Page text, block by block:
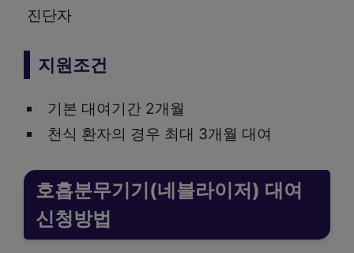
진단자
지원조건
기본 대여기간 2개월
천식 환자의 경우 최대 3개월 대여
호흡분무기기(네블라이저) 대여
신청방법